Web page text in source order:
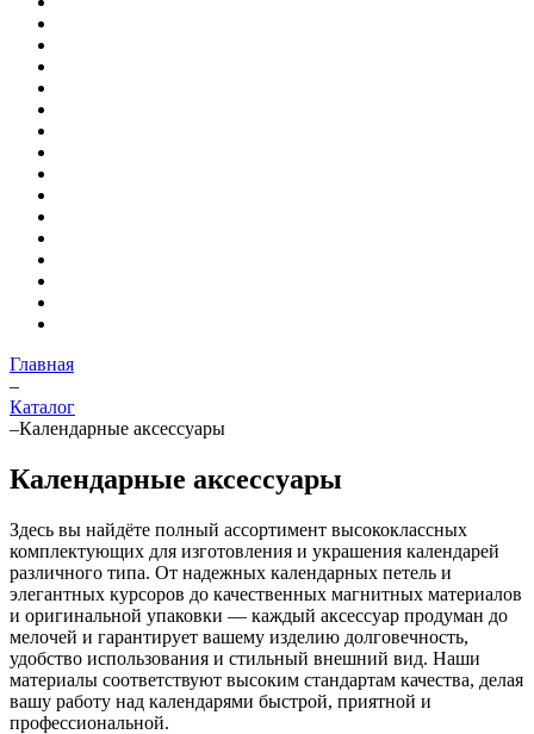
Главная
–
Каталог
–Календарные аксессуары
Календарные аксессуары
Здесь вы найдёте полный ассортимент высококлассных
комплектующих для изготовления и украшения календарей
различного типа. От надежных календарных петель и
элегантных курсоров до качественных магнитных материалов
и оригинальной упаковки — каждый аксессуар продуман до
мелочей и гарантирует вашему изделию долговечность,
удобство использования и стильный внешний вид. Наши
материалы соответствуют высоким стандартам качества, делая
вашу работу над календарями быстрой, приятной и
профессиональной.